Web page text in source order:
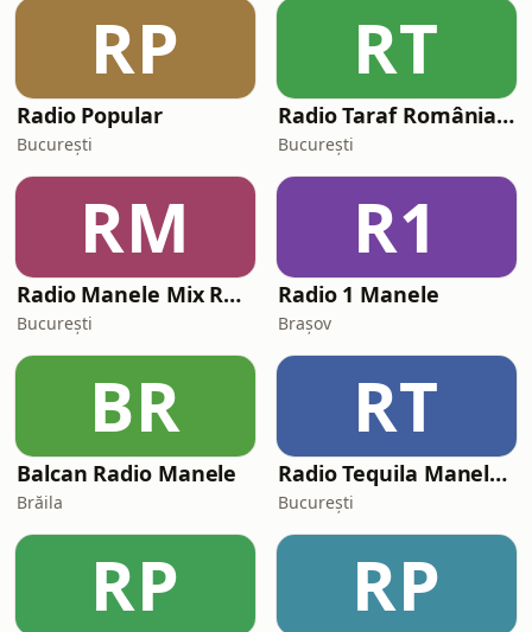
RP
Radio Popular
București
RT
Radio Taraf România - MANELE
București
RM
Radio Manele Mix Romania
București
R1
Radio 1 Manele
Brașov
BR
Balcan Radio Manele
Brăila
RT
Radio Tequila Manele Romania
București
RP RP